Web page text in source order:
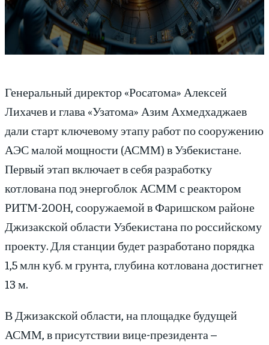
Генеральный директор «Росатома» Алексей
Лихачев и глава «Узатома» Азим Ахмедхаджаев
дали старт ключевому этапу работ по сооружению
АЭС малой мощности (АСММ) в Узбекистане.
Первый этап включает в себя разработку
котлована под энергоблок АСММ с реактором
РИТМ-200Н, сооружаемой в Фаришском районе
Джизакской области Узбекистана по российскому
проекту. Для станции будет разработано порядка
1,5 млн куб. м грунта, глубина котлована достигнет
13 м.
В Джизакской области, на площадке будущей
АСММ, в присутствии вице-президента –